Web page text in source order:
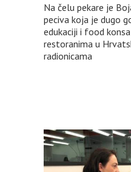
Na čelu pekare je
peciva koja je dugo
edukaciji i food
restoranima u
radionicama